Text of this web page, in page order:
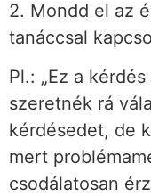
2. Mondd el az
tanáccsal
Pl.: „Ez a
szeretnék rá
kérdésedet, de
mert
csodálatosan